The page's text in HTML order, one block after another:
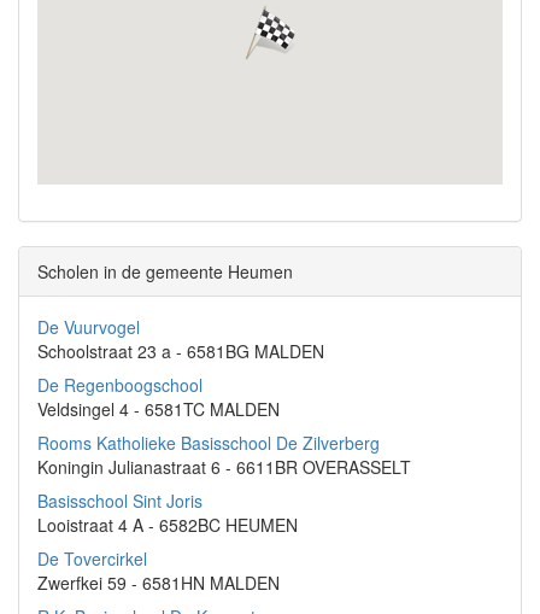
Scholen in de gemeente Heumen
De Vuurvogel
Schoolstraat 23 a - 6581BG MALDEN
De Regenboogschool
Veldsingel 4 - 6581TC MALDEN
Rooms Katholieke Basisschool De Zilverberg
Koningin Julianastraat 6 - 6611BR OVERASSELT
Basisschool Sint Joris
Looistraat 4 A - 6582BC HEUMEN
De Tovercirkel
Zwerfkei 59 - 6581HN MALDEN